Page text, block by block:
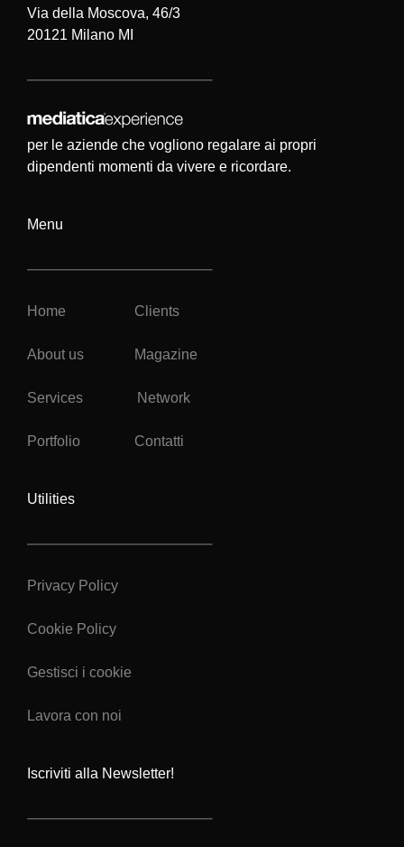
Via della Moscova, 46/3
20121 Milano MI
per le aziende che vogliono regalare ai propri
dipendenti momenti da vivere e ricordare.
Menu
Home Clients
About us Magazine
Services Network
Portfolio Contatti
Utilities
Privacy Policy
Cookie Policy
Gestisci i cookie
Lavora con noi
Iscriviti alla Newsletter!